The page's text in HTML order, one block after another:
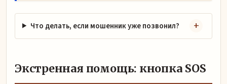
Что делать, если мошенник уже позвонил?
Экстренная помощь: кнопка SOS